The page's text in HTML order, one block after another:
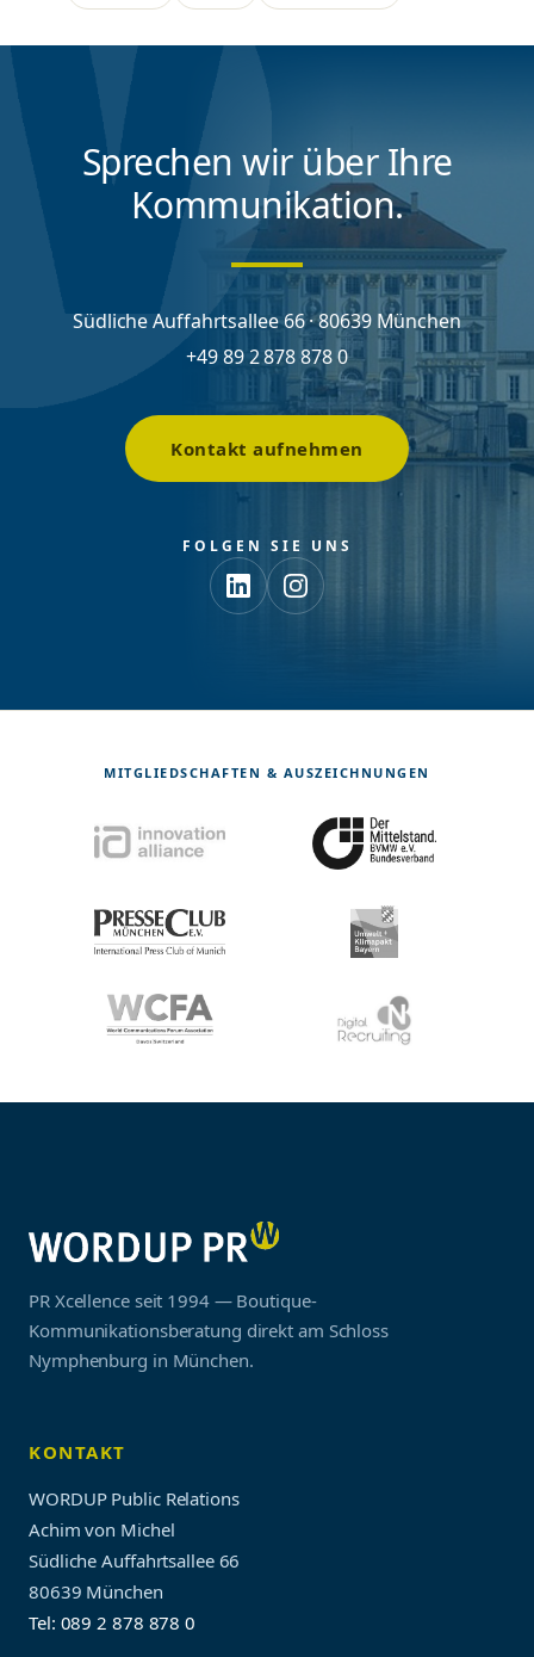
Sprechen wir über Ihre
Kommunikation.
Südliche Auffahrtsallee 66 · 80639 München
+49 89 2 878 878 0
Kontakt aufnehmen
FOLGEN SIE UNS
MITGLIEDSCHAFTEN & AUSZEICHNUNGEN
PR Xcellence seit 1994 — Boutique-
Kommunikationsberatung direkt am Schloss
Nymphenburg in München.
KONTAKT
WORDUP Public Relations
Achim von Michel
Südliche Auffahrtsallee 66
80639 München
Tel: 089 2 878 878 0